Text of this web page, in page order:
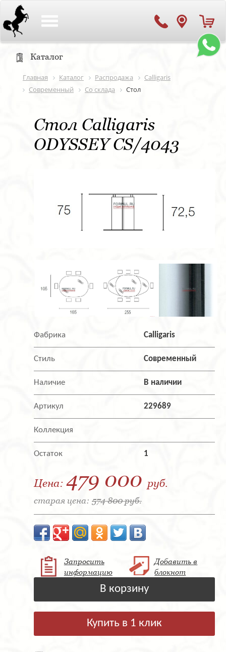
Каталог
Главная Каталог Распродажа
Calligaris
Современный
Со склада Стол
Стол Calligaris
ODYSSEY CS/4043
Фабрика Calligaris
Стиль Современный
Наличие В наличии
Артикул 229689
Коллекция
Остаток 1
Цена: 479 000 руб.
старая цена: 574 800 руб.
Запросить
информацию
Добавить в
блокнот
В корзину
Купить в 1 клик